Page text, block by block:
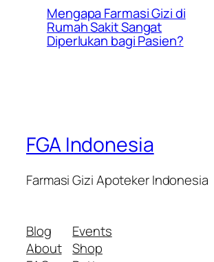
Mengapa Farmasi Gizi di
Rumah Sakit Sangat
Diperlukan bagi Pasien?
FGA Indonesia
Farmasi Gizi Apoteker Indonesia
Blog
About
Events
Shop